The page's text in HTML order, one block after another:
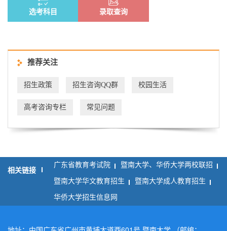
选考科目 录取查询
推荐关注
招生政策 招生咨询QQ群 校园生活
高考咨询专栏 常见问题
相关链接
广东省教育考试院 暨南大学、华侨大学两校联招
暨南大学华文教育招生 暨南大学成人教育招生
华侨大学招生信息网